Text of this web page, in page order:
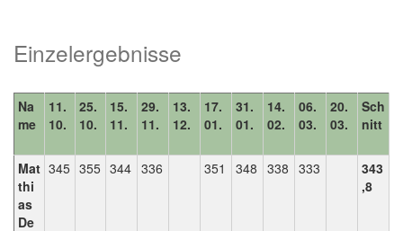
Einzelergebnisse
Na
me
11.
10.
25.
10.
15.
11.
29.
11.
13.
12.
17.
01.
31.
01.
14.
02.
06.
03.
20.
03.
Sch
nitt
Mat
thi
as
De
345 355 344 336 351 348 338 333
343
,8